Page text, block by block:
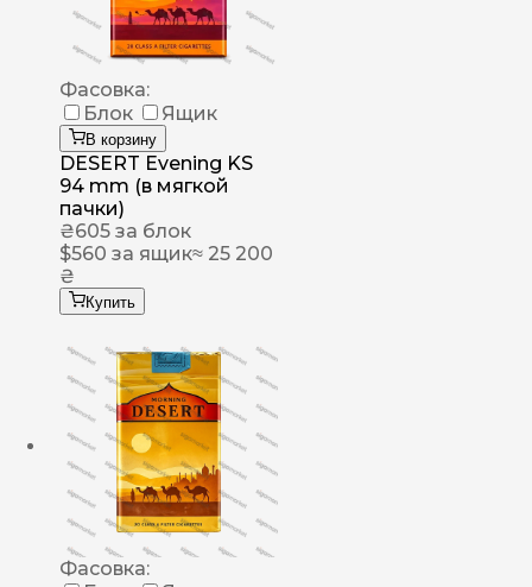
Фасовка:
Блок
Ящик
В корзину
DESERT Evening KS
94 mm (в мягкой
пачки)
₴605 за блок
$560 за ящик≈ 25 200
₴
Купить
Фасовка: